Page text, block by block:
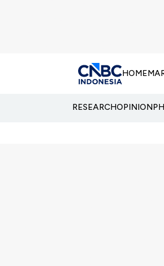
HOME
RESEARCHOPINION